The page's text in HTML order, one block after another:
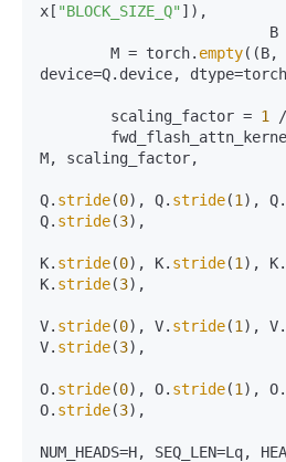
x[ "BLOCK_SIZE_Q" ]),
        M = torch.
empty((B,
device=Q.device,
        scaling_factor =
1
M, scaling_factor,
Q. stride(0), Q. stride(1 ), Q.
Q. stride(3),
K. stride(0), K. stride(1 ), K.
K. stride(3),
V. stride(0), V. stride(1 ), V.
V. stride(3),
O. stride(0), O. stride(1 ), O.
O. stride(3),
NUM_HEADS=H, SEQ_LEN=Lq,